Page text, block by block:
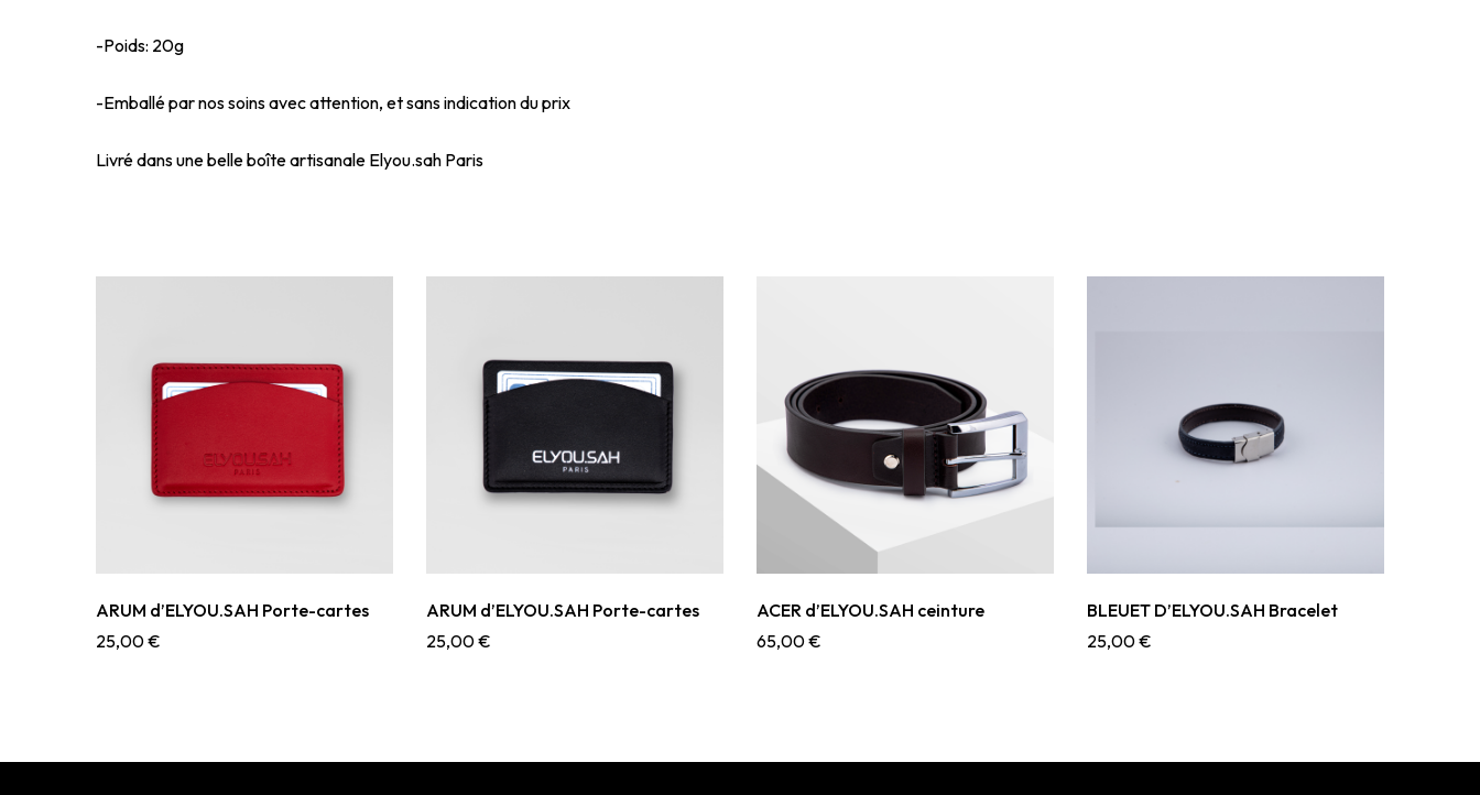
-Poids: 20g
-Emballé par nos soins avec attention, et sans indication du prix
Livré dans une belle boîte artisanale Elyou.sah Paris
ARUM d’ELYOU.SAH Porte-cartes
25,00€
ARUM d’ELYOU.SAH Porte-cartes
25,00€
ACER d’ELYOU.SAH ceinture
65,00€
BLEUET D’ELYOU.SAH Bracelet
25,00€